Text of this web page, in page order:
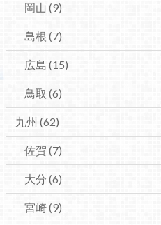
岡山 (9)
島根 (7)
広島 (15)
鳥取 (6)
九州 (62)
佐賀 (7)
大分 (6)
宮崎(9)